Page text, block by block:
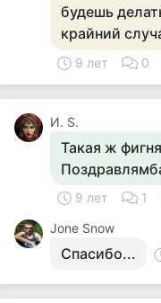
будешь
крайний
9 лет 0
И. S.
Такая ж
9 лет 1
Jone Snow
Спасибо...